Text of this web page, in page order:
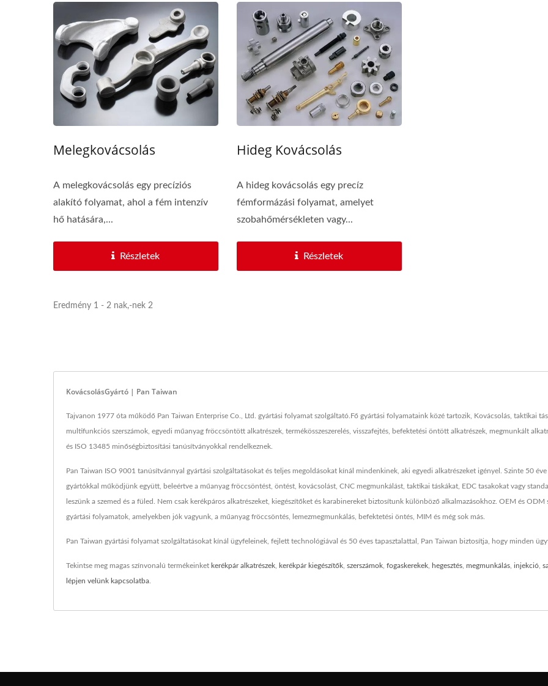
Melegkovácsolás
A melegkovácsolás egy precíziós
alakító folyamat, ahol a fém intenzív
hő hatására,...
Részletek
Hideg Kovácsolás
A hideg kovácsolás egy precíz
fémformázási folyamat, amelyet
szobahőmérsékleten vagy...
Részletek
Eredmény 1 - 2 nak,-nek 2
KovácsolásGyártó | Pan Taiwan
Tajvanon 1977 óta működő Pan Taiwan Enterprise Co., Ltd. gyártási folyamat szolgáltató.Fő gyártási folyamataink közé tartozik, Kovácsolás, taktikai
multifunkciós szerszámok, egyedi műanyag fröccsöntött alkatrészek, termékösszeszerelés, visszafejtés, befektetési öntött alkatrészek, megmunkált
és ISO 13485 minőségbiztosítási tanúsítványokkal rendelkeznek.
Pan Taiwan ISO 9001 tanúsítvánnyal gyártási szolgáltatásokat és teljes megoldásokat kínál mindenkinek, aki egyedi alkatrészeket igényel. Szinte 50
gyártókkal működjünk együtt, beleértve a műanyag fröccsöntést, öntést, kovácsolást, CNC megmunkálást, taktikai táskákat, EDC tasakokat vagy
leszünk a szemed és a füled. Nem csak kerékpáros alkatrészeket, kiegészítőket és karabinereket biztosítunk különböző alkalmazásokhoz. OEM és
gyártási folyamatok, amelyekben jók vagyunk, a műanyag fröccsöntés, lemezmegmunkálás, befektetési öntés, MIM és még sok más.
Pan Taiwan gyártási folyamat szolgáltatásokat kínál ügyfeleinek, fejlett technológiával és 50 éves tapasztalattal, Pan Taiwan biztosítja, hogy minden
Tekintse meg magas színvonalú termékeinket kerékpár alkatrészek kerékpár kiegészítők szerszámok fogaskerekek hegesztés megmunkálás injekció
lépjen velünk kapcsolatba